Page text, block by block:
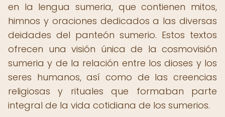
en la lengua sumeria, que contienen mitos,
himnos y oraciones dedicados a las diversas
deidades del panteón sumerio. Estos textos
ofrecen una visión única de la cosmovisión
sumeria y de la relación entre los dioses y los
seres humanos, así como de las creencias
religiosas y rituales que formaban parte
integral de la vida cotidiana de los sumerios.